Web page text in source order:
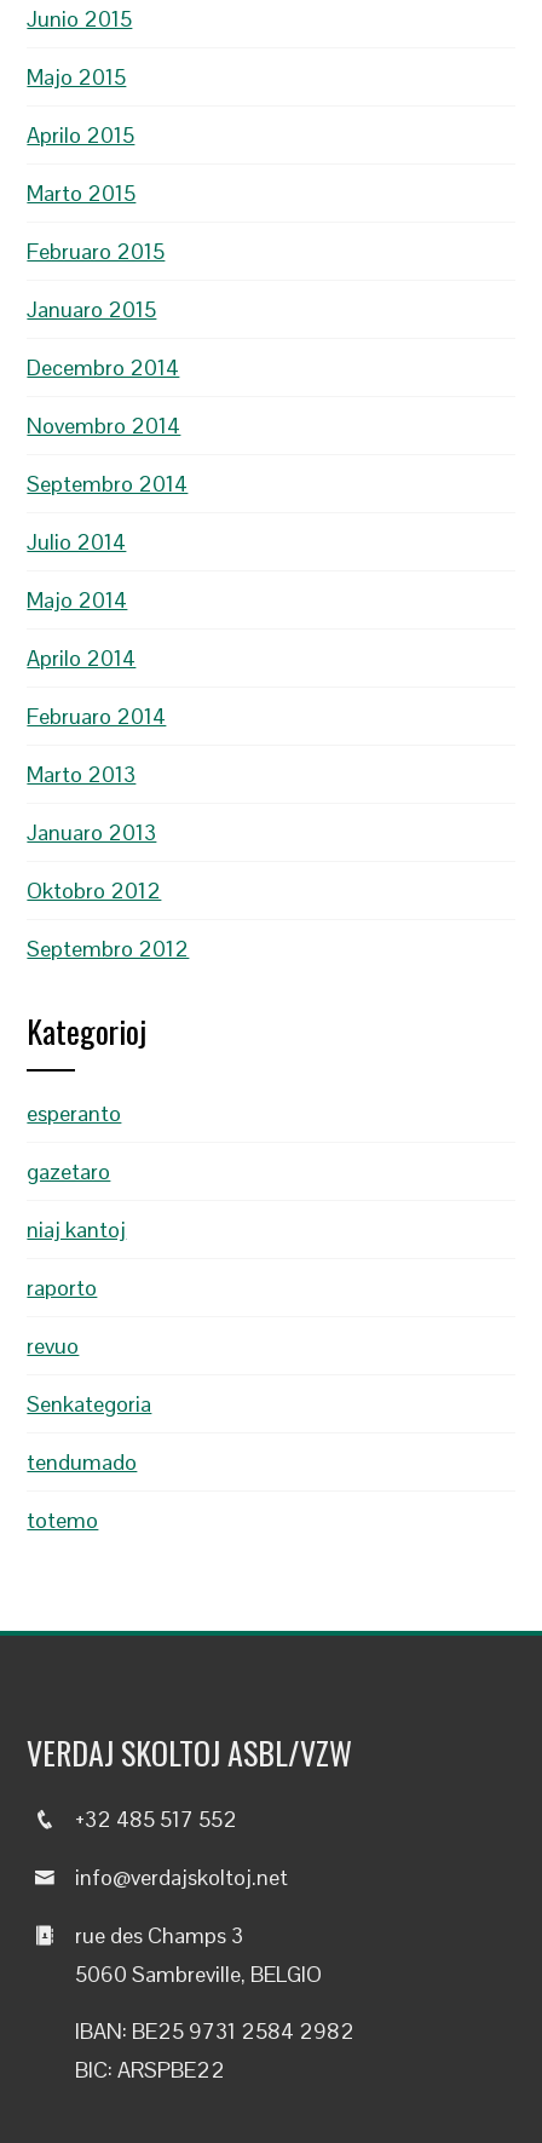
Junio 2015
Majo 2015
Aprilo 2015
Marto 2015
Februaro 2015
Januaro 2015
Decembro 2014
Novembro 2014
Septembro 2014
Julio 2014
Majo 2014
Aprilo 2014
Februaro 2014
Marto 2013
Januaro 2013
Oktobro 2012
Septembro 2012
Kategorioj
esperanto
gazetaro
niaj kantoj
raporto
revuo
Senkategoria
tendumado
totemo
VERDAJ SKOLTOJ ASBL/VZW
+32 485 517 552
info@verdajskoltoj.net
rue des Champs 3
5060 Sambreville, BELGIO
IBAN: BE25 9731 2584 2982
BIC: ARSPBE22